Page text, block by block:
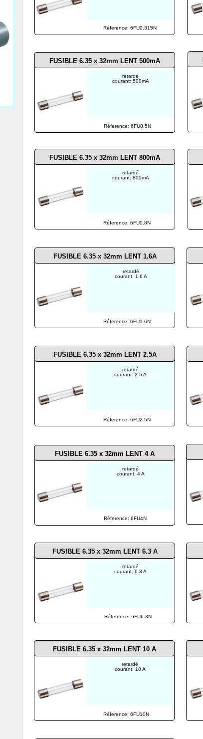
Réference: 6FU0.315N
Réference: 6FU0.5N
Réference: 6FU0.8N
Réference: 6FU1.6N
Réference: 6FU2.5N
Réference: 6FU4N
Réference: 6FU6.3N
Réference: 6FU10N
retardé
courant: 500mA
retardé
courant: 800mA
retardé
courant: 1.6 A
retardé
courant: 2.5 A
retardé
courant: 4 A
retardé
courant: 6.3 A
retardé
courant: 10 A
FUSIBLE 6.35 x 32mm LENT 500mA
FUSIBLE 6.35 x 32mm LENT 800mA
FUSIBLE 6.35 x 32mm LENT 1.6A
FUSIBLE 6.35 x 32mm LENT 2.5A
FUSIBLE 6.35 x 32mm LENT 4 A
FUSIBLE 6.35 x 32mm LENT 6.3 A
FUSIBLE 6.35 x 32mm LENT 10 A